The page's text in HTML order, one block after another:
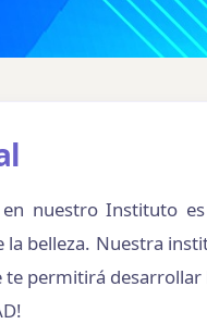
nuestro Instituto
belleza. Nuestra
permitirá